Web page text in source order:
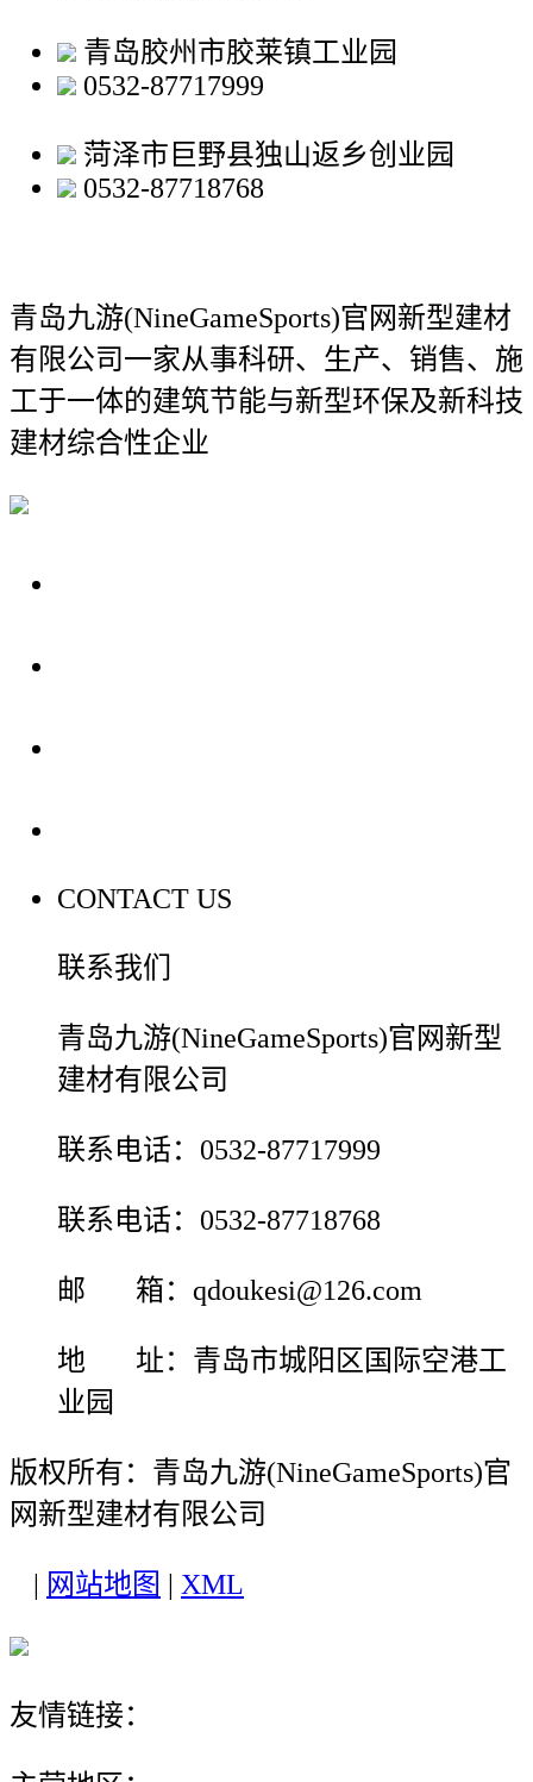
青岛胶州市胶莱镇工业园
0532-87717999
菏泽市巨野县独山返乡创业园
0532-87718768
青岛九游(NineGameSports)官网新型建材
有限公司一家从事科研、生产、销售、施
工于一体的建筑节能与新型环保及新科技
建材综合性企业
CONTACT US
联系我们
青岛九游(NineGameSports)官网新型
建材有限公司
联系电话：0532-87717999
联系电话：0532-87718768
邮 箱：qdoukesi@126.com
地 址：青岛市城阳区国际空港工
业园
版权所有：青岛九游(NineGameSports)官
网新型建材有限公司
网站地图 XML
友情链接：